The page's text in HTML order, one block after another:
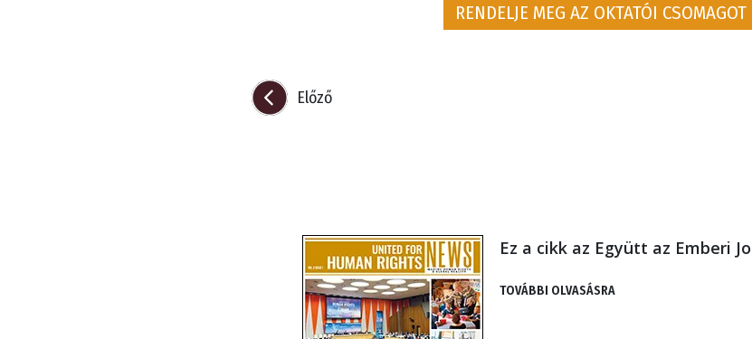
RENDELJE MEG AZ OKTATÓI
Előző
Ez a cikk az Együtt az Emberi
TOVÁBBI OLVASÁSRA